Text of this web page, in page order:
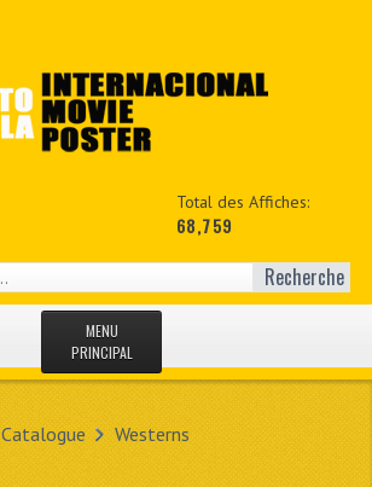
Total des Affiches:
68,759
Recherche
MENU
PRINCIPAL
Catalogue Westerns